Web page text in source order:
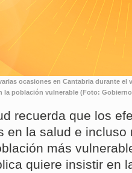
ocasiones en Cantabria durante el
la población vulnerable (Foto:
recuerda que los
en la salud e
más
quiere insistir en